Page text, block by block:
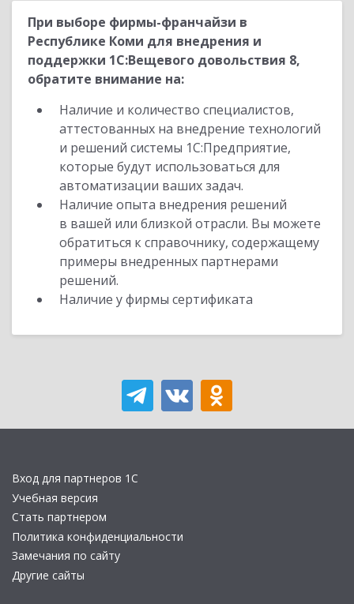
При выборе фирмы-франчайзи в
Республике Коми для внедрения и
поддержки 1С:Вещевого довольствия 8,
обратите внимание на:
Наличие и количество специалистов,
аттестованных на внедрение технологий
и решений системы 1С:Предприятие,
которые будут использоваться для
автоматизации ваших задач.
Наличие опыта внедрения решений
в вашей или близкой отрасли. Вы можете
обратиться к справочнику, содержащему
примеры внедренных партнерами
решений.
Наличие у фирмы сертификата
Вход для партнеров 1С
Учебная версия
Стать партнером
Политика конфиденциальности
Замечания по сайту
Другие сайты